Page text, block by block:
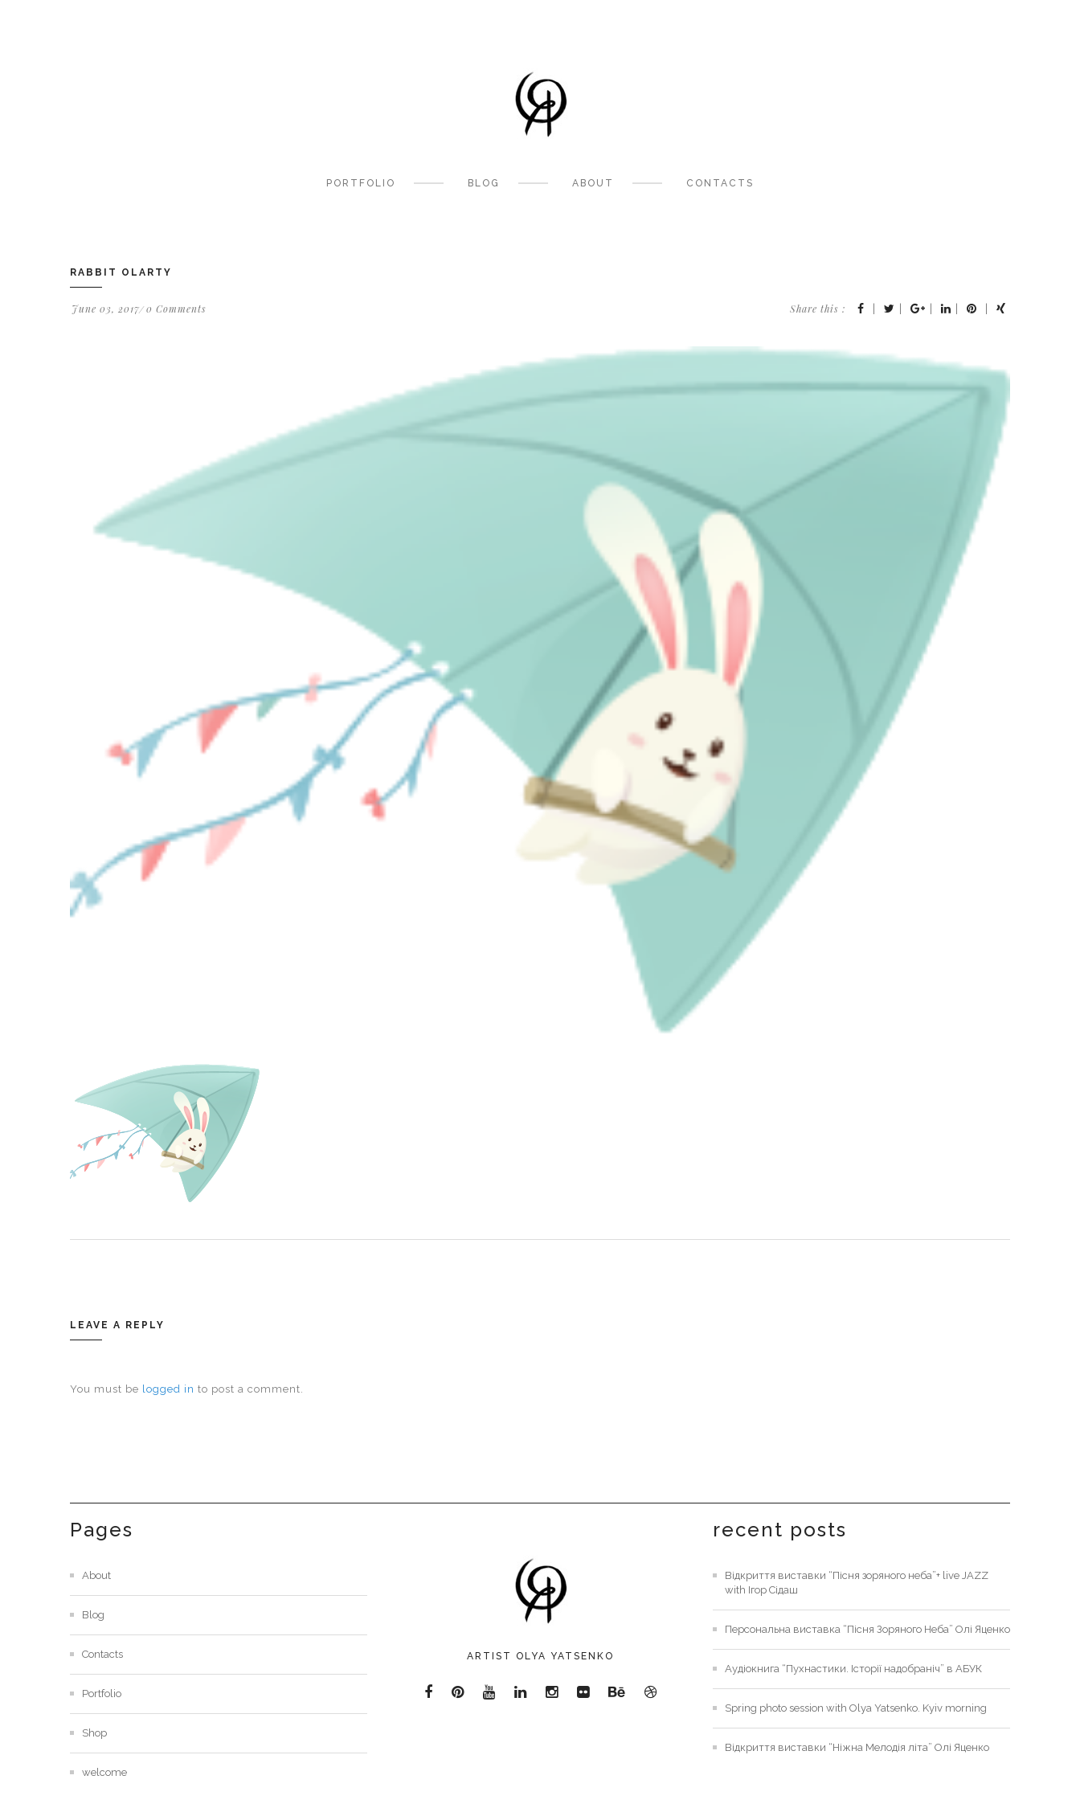
PORTFOLIO BLOG ABOUT CONTACTS
RABBIT OLARTY
June 03, 2017 0 Comments Share this :
LEAVE A REPLY
You must be logged in to post a comment.
Pages
About
Blog
Contacts
Portfolio
Shop
welcome
ARTIST OLYA YATSENKO
recent posts
Відкриття виставки “Пісня зоряного неба”+ live JAZZ
with Ігор Сідаш
Персональна виставка “Пісня Зоряного Неба” Олі Яценко
Аудіокнига “Пухнастики. Історії надобраніч” в АБУК
Spring photo session with Olya Yatsenko. Kyiv morning
Відкриття виставки “Ніжна Мелодія літа” Олі Яценко